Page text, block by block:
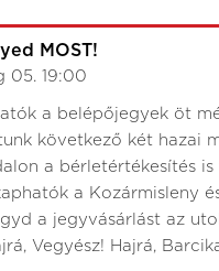
MOST!
05. 19:00
a belépőjegyek öt
következő két hazai
a bérletértékesítés
a Kozármisleny
a jegyvásárlást az
Vegyész! Hajrá,